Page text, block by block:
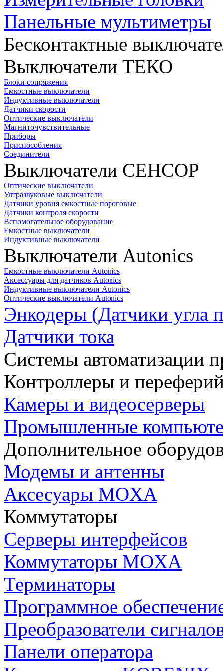
Панельные мультиметры
Бесконтактные
Выключатели ТЕКО
Блоки сопряжения
Емкостные выключатели
Индуктивные выключатели
Датчики скорости
Оптические выключатели
Магниточувствительные
Приборы
Приспособления
Соединители
Выключатели СЕНСОР
Оптические выключатели
Ултразвуковые выключатели
Датчики уровня емкостные пороговые
Датчики контроля скорости
Вспомогательное оборудование
Емкостные выключатели
Индуктивные выключатели
Выключатели Autonics
Емкостные выключатели Autonics
Аксессуары для датчиков Autonics
Индуктивные выключатели Autonics
Оптические выключатели Autonics
Энкодеры (Датчики угла
Датчики тока
Системы автоматизации
Контроллеры и
Камеры и видеосерверы
Промышленные
Дополнительное
Модемы и антенны
Аксесуары MOXA
Коммутаторы
Серверы интерфейсов
Коммутаторы MOXA
Терминаторы
Программное
Преобразователи
Панели оператора